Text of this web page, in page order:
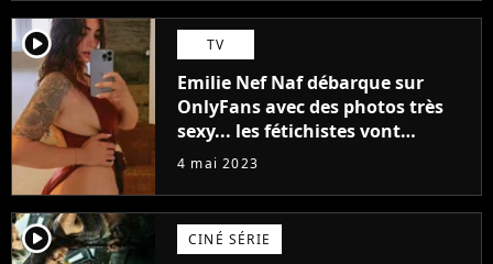
player2 TV
Emilie Nef Naf débarque sur
OnlyFans avec des photos très
sexy... les fétichistes vont
prendre leur pied !
4 mai 2023
player2 CINÉ SÉRIE